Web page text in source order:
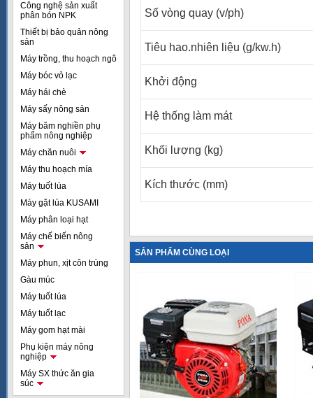
Công nghệ sản xuất
phân bón NPK
Thiết bị bảo quản nông
sản
Máy trồng, thu hoạch ngô
Máy bóc vỏ lạc
Máy hái chè
Máy sấy nông sản
Máy băm nghiền phụ
phẩm nông nghiệp
Máy chăn nuôi
Máy thu hoạch mía
Máy tuốt lúa
Máy gặt lúa KUSAMI
Máy phân loại hạt
Máy chế biến nông
sản
Máy phun, xịt côn trùng
Gàu múc
Máy tuốt lúa
Máy tuốt lạc
Máy gom hạt mài
Phụ kiện máy nông
nghiệp
Máy SX thức ăn gia
súc
Số vòng quay (v/ph)
Tiêu hao.nhiên liệu (g/kw.h)
Khởi động
Hệ thống làm mát
Khối lượng (kg)
Kích thước (mm)
SẢN PHẨM CÙNG LOẠI